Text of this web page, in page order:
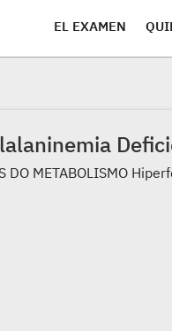
EL EXAMEN
DO METABOLISMO